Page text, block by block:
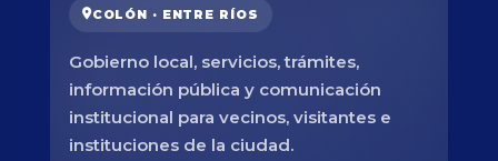
COLÓN · ENTRE RÍOS
Gobierno local, servicios, trámites,
información pública y comunicación
institucional para vecinos, visitantes e
instituciones de la ciudad.